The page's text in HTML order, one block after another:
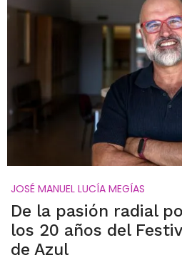
JOSÉ MANUEL LUCÍA MEGÍAS
De la pasión radial
los 20 años del
de Azul